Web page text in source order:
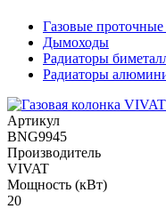
Газовые проточные
Дымоходы
Радиаторы
Радиаторы
Артикул
BNG9945
Производитель
VIVAT
Мощность (кВт)
20